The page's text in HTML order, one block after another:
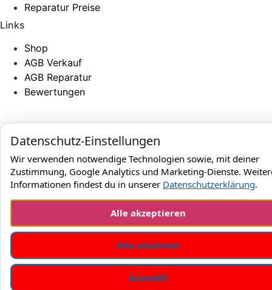
Reparatur Preise
Links
Shop
AGB Verkauf
AGB Reparatur
Bewertungen
Datenschutz-Einstellungen
Wir verwenden notwendige Technologien sowie, mit deiner
Zustimmung, Google Analytics und Marketing-Dienste.
Informationen findest du in unserer Datenschutzerklärung.
Alle akzeptieren
Alle ablehnen
Auswahl